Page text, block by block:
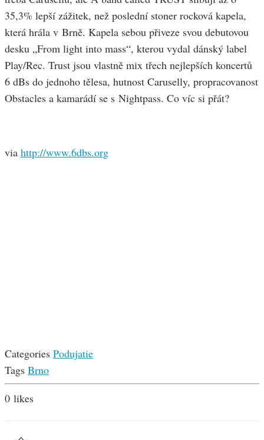
35,3% lepší zážitek, než poslední stoner rocková kapela,
která hrála v Brně. Kapela sebou přiveze svou debutovou
desku „From light into mass“, kterou vydal dánský label
Play/Rec. Trust jsou vlastně mix třech nejlepších koncertů
6 dBs do jednoho tělesa, hutnost Caruselly, propracovanost
Obstacles a kamarádí se s Nightpass. Co víc si přát?
via http://www.6dbs.org
Categories Podujatie
Tags Brno
0 likes